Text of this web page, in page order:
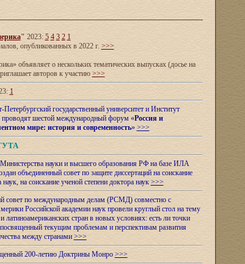
" 2023: 5 4 3 2 1
опубликованных в 2022 г. >>>
объявляет о нескольких тематических выпусках (досье на
авторов к участию >>>
1
государственный университет и Институт
шестой международный форум «Россия и
мире: история и современность» >>>
науки и высшего образования РФ на базе ИЛА
объединенный совет по защите диссертаций на соискание
на соискание ученой степени доктора наук >>>
совет по международным делам (РСМД) совместно с
Российской академии наук провели круглый стол на тему
латиноамериканских стран в новых условиях: есть ли точки
посвященный текущим проблемам и перспективам развития
между странами >>>
200-летию Доктрины Монро>>>